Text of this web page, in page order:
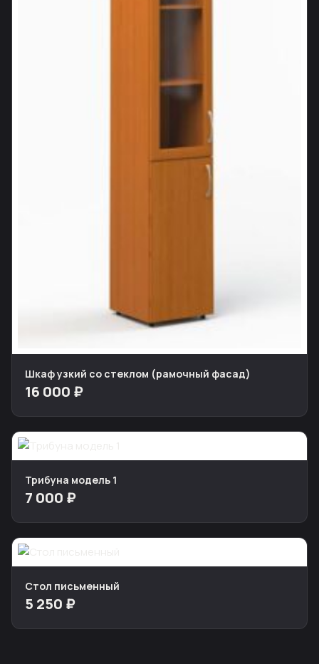
Шкаф узкий со стеклом (рамочный фасад)
16 000 ₽
Трибуна модель 1
7 000 ₽
Стол письменный
5 250 ₽